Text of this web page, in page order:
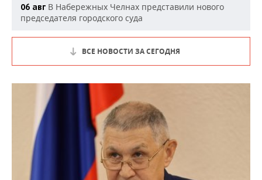
06 авг В Набережных Челнах представили нового
председателя городского суда
ВСЕ НОВОСТИ ЗА СЕГОДНЯ